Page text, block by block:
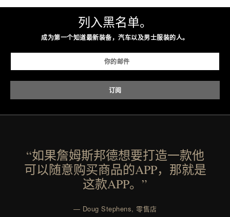
列入黑名单。
成为第一个知道最新装备，汽车以及男士服装的人。
“如果詹姆斯邦德想要打造一款他
可以随意购买商品的APP，那就是
这款APP。”
— Doug Stephens, 零售店